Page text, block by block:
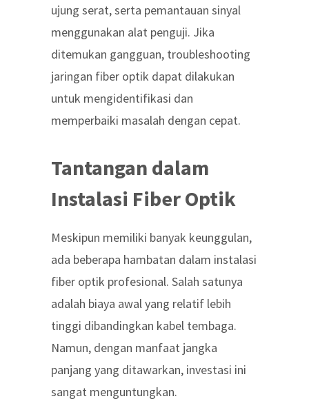
ujung serat, serta pemantauan sinyal
menggunakan alat penguji. Jika
ditemukan gangguan, troubleshooting
jaringan fiber optik dapat dilakukan
untuk mengidentifikasi dan
memperbaiki masalah dengan cepat.
Tantangan dalam
Instalasi Fiber Optik
Meskipun memiliki banyak keunggulan,
ada beberapa hambatan dalam instalasi
fiber optik profesional. Salah satunya
adalah biaya awal yang relatif lebih
tinggi dibandingkan kabel tembaga.
Namun, dengan manfaat jangka
panjang yang ditawarkan, investasi ini
sangat menguntungkan.